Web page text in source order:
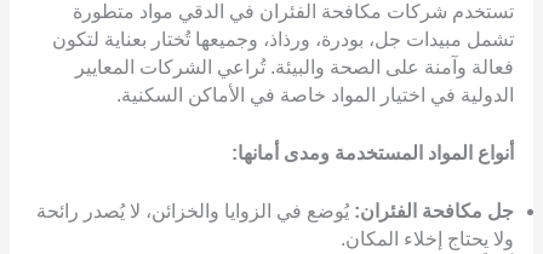
تستخدم شركات مكافحة الفئران في الدقي مواد متطورة
تشمل مبيدات جل، بودرة، ورذاذ، وجميعها تُختار بعناية لتكون
فعالة وآمنة على الصحة والبيئة. تُراعي الشركات المعايير
الدولية في اختيار المواد خاصة في الأماكن السكنية.
أنواع المواد المستخدمة ومدى أمانها:
جل مكافحة الفئران: يُوضع في الزوايا والخزائن، لا يُصدر رائحة
ولا يحتاج إخلاء المكان.